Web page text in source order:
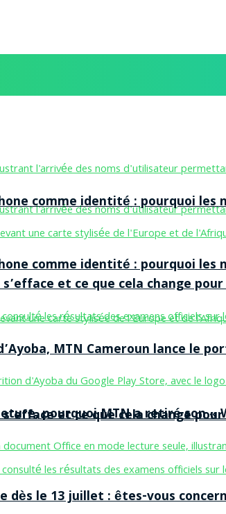
comme identité : pourquoi
et ce que cela change
comme identité : pourquoi
et ce que cela change
MTN Cameroun lance le
pourquoi MTN a retiré son «
dès le 13 juillet : êtes-vous